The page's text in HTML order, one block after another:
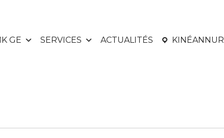
GE SERVICES ACTUALITÉS KINÉANNUR